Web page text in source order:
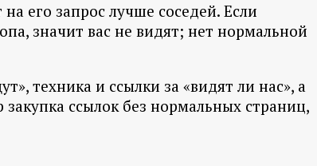
его запрос лучше соседей. Если
значит вас не видят; нет нормальной
техника и ссылки за «видят ли нас», а
закупка ссылок без нормальных страниц,